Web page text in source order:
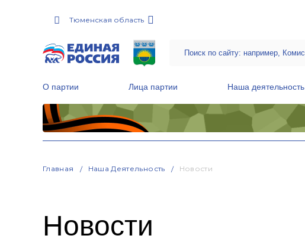
Тюменская область
О партии Лица партии Наша деятельность
Главная Наша Деятельность Новости
Новости